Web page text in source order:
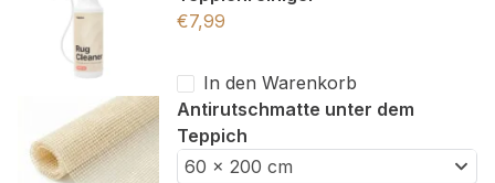
€7,99
In den Warenkorb
Antirutschmatte unter dem
Teppich
60 x 200 cm